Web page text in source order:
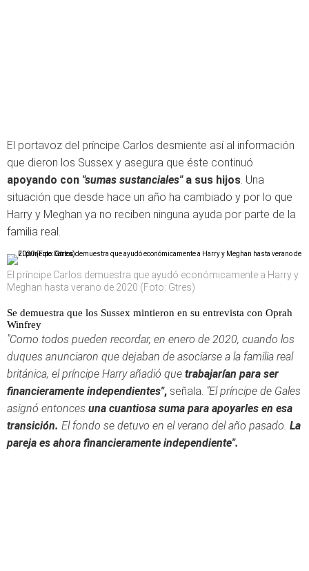
El portavoz del príncipe Carlos desmiente así al información
que dieron los Sussex y asegura que éste continuó
apoyando con "sumas sustanciales"a sus hijos. Una
situación que desde hace un año ha cambiado y por lo que
Harry y Meghan ya no reciben ninguna ayuda por parte de la
familia real.
El príncipe Carlos demuestra que ayudó económicamente a Harry y
Meghan hasta verano de 2020 (Foto: Gtres)
Se demuestra que los Sussex mintieron en su entrevista con Oprah
Winfrey
"Como todos pueden recordar, en enero de 2020, cuando los
duques anunciaron que dejaban de asociarse a la familia real
británica, el príncipe Harry añadió que trabajarían para ser
financieramente independientes", señala. "El príncipe de Gales
asignó entonces una cuantiosa suma para apoyarles en esa
transición. El fondo se detuvo en el verano del año pasado. La
pareja es ahora financieramente independiente".